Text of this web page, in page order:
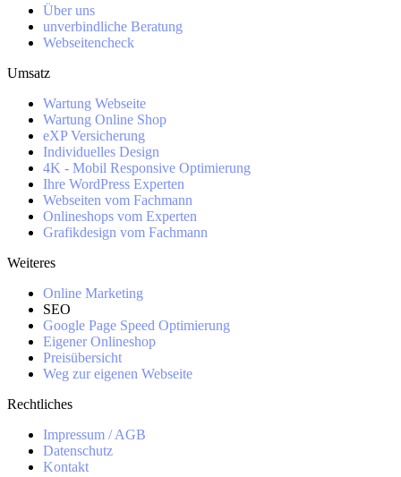
Über uns
unverbindliche Beratung
Webseitencheck
Umsatz
Wartung Webseite
Wartung Online Shop
eXP Versicherung
Individuelles Design
4K - Mobil Responsive Optimierung
Ihre WordPress Experten
Webseiten vom Fachmann
Onlineshops vom Experten
Grafikdesign vom Fachmann
Weiteres
Online Marketing
SEO
Google Page Speed Optimierung
Eigener Onlineshop
Preisübersicht
Weg zur eigenen Webseite
Rechtliches
Impressum / AGB
Datenschutz
Kontakt